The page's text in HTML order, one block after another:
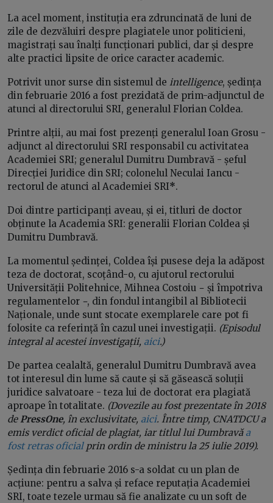
La acel moment, instituția era zdruncinată de luni de
zile de dezvăluiri despre plagiatele unor politicieni,
magistrați sau înalți funcționari publici, dar și despre
alte practici lipsite de orice caracter academic.
Potrivit unor surse din sistemul de intelligence, ședința
din februarie 2016 a fost prezidată de prim-adjunctul de
atunci al directorului SRI, generalul Florian Coldea.
Printre alții, au mai fost prezenți generalul Ioan Grosu -
adjunct al directorului SRI responsabil cu activitatea
Academiei SRI; generalul Dumitru Dumbravă - șeful
Direcției Juridice din SRI; colonelul Neculai Iancu -
rectorul de atunci al Academiei SRI*.
Doi dintre participanți aveau, și ei, titluri de doctor
obținute la Academia SRI: generalii Florian Coldea și
Dumitru Dumbravă.
La momentul ședinței, Coldea își pusese deja la adăpost
teza de doctorat, scoțând-o, cu ajutorul rectorului
Universității Politehnice, Mihnea Costoiu − și împotriva
regulamentelor −, din fondul intangibil al Bibliotecii
Naționale, unde sunt stocate exemplarele care pot fi
folosite ca referință în cazul unei investigații. (Episodul
integral al acestei investigații, aici.)
De partea cealaltă, generalul Dumitru Dumbravă avea
tot interesul din lume să caute și să găsească soluții
juridice salvatoare - teza lui de doctorat era plagiată
aproape în totalitate. (Dovezile au fost prezentate în 2018
de PressOne, în exclusivitate, aici. Între timp, CNATDCU a
emis verdict oficial de plagiat, iar titlul lui Dumbravăa
fost retras oficialprin ordin de ministru la 25 iulie 2019).
Ședința din februarie 2016 s-a soldat cu un plan de
acțiune: pentru a salva și reface reputația Academiei
SRI, toate tezele urmau să fie analizate cu un soft de